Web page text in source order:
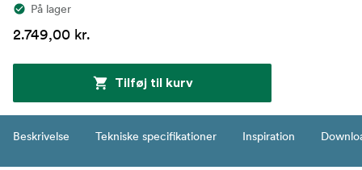
På lager
2.749,00 kr.
Tilføj til kurv
Beskrivelse Tekniske specifikationer Inspiration